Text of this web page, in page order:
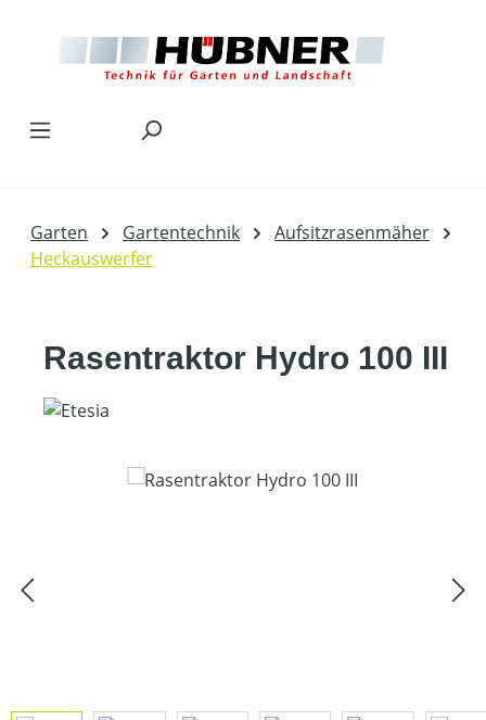
Garten Gartentechnik
Aufsitzrasenmäher
Heckauswerfer
Rasentraktor Hydro 100 III
Bildergalerie überspringen